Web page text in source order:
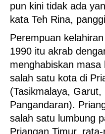
pun kini tidak ada
kata Teh Rina,
Perempuan
1990 itu akrab
menghabiskan masa
salah satu kota di
(Tasikmalaya,
Pangandaran).
salah satu lumbung
Priangan Timur,